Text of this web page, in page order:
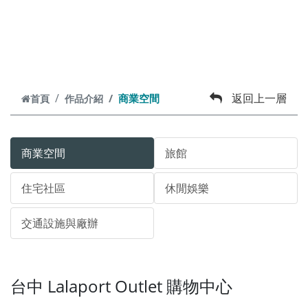
首頁 作品介紹 商業空間 返回上一層
商業空間 旅館
住宅社區 休閒娛樂
交通設施與廠辦
台中 Lalaport Outlet 購物中心